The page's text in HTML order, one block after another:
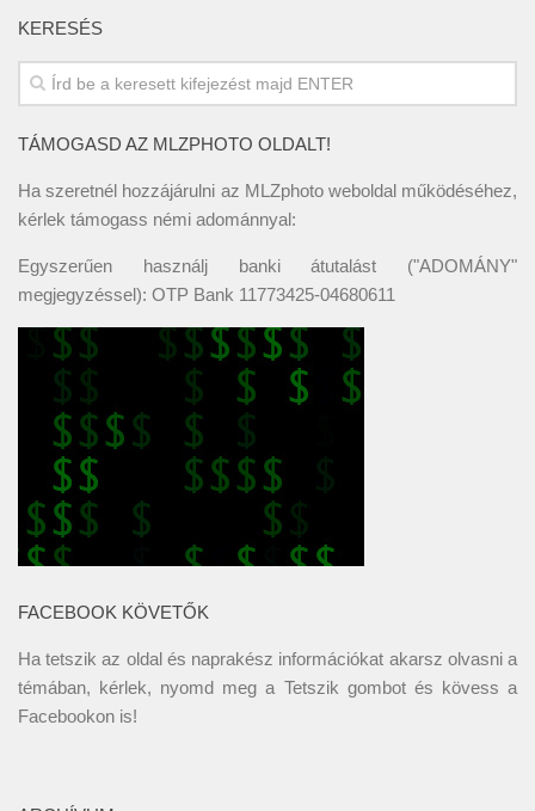
KERESÉS
TÁMOGASD AZ MLZPHOTO OLDALT!
Ha szeretnél hozzájárulni az MLZphoto weboldal működéséhez,
kérlek támogass némi adománnyal:
Egyszerűen használj banki átutalást ("ADOMÁNY"
megjegyzéssel): OTP Bank 11773425-04680611
FACEBOOK KÖVETŐK
Ha tetszik az oldal és naprakész információkat akarsz olvasni a
témában, kérlek, nyomd meg a Tetszik gombot és kövess a
Facebookon is!